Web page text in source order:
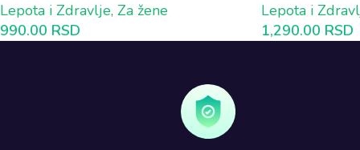
Lepota i Zdravlje, Za žene
990.00 RSD
Lepota i
1,290.00 RSD